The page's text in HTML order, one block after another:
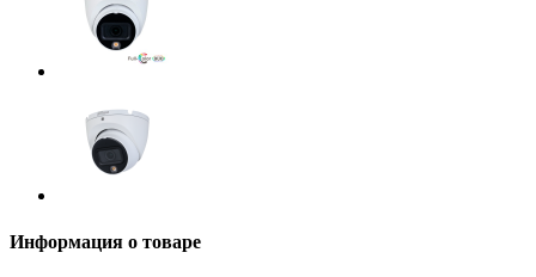
Информация о товаре